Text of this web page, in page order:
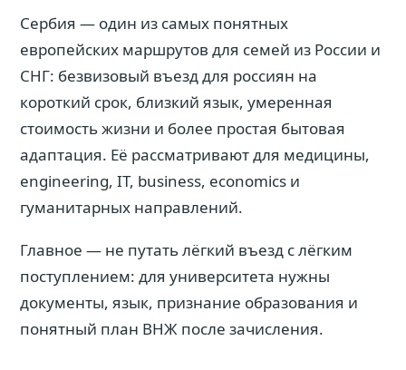
Сербия — один из самых понятных
европейских маршрутов для семей из России и
СНГ: безвизовый въезд для россиян на
короткий срок, близкий язык, умеренная
стоимость жизни и более простая бытовая
адаптация. Её рассматривают для медицины,
engineering, IT, business, economics и
гуманитарных направлений.
Главное — не путать лёгкий въезд с лёгким
поступлением: для университета нужны
документы, язык, признание образования и
понятный план ВНЖ после зачисления.